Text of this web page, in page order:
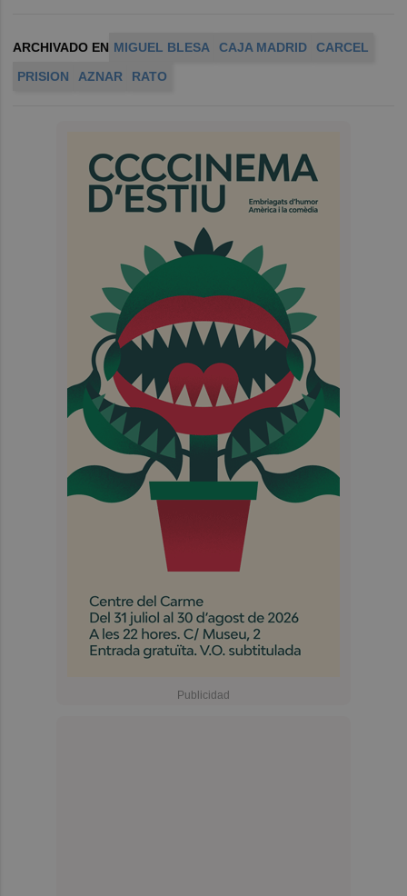
ARCHIVADO EN MIGUEL BLESA CAJA MADRID
CARCEL
PRISION
AZNAR RATO